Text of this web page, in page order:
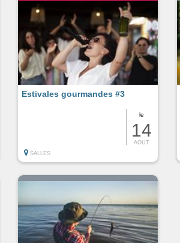
le
14
AOUT
Estivales gourmandes #3
SALLES